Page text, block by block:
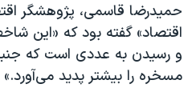
حمیدرضا قاسمی، پژوهشگر
اقتصاد» گفته بود که «این
و رسیدن به عددی است که
مسخره را بیشتر پدید می‌آورد.»